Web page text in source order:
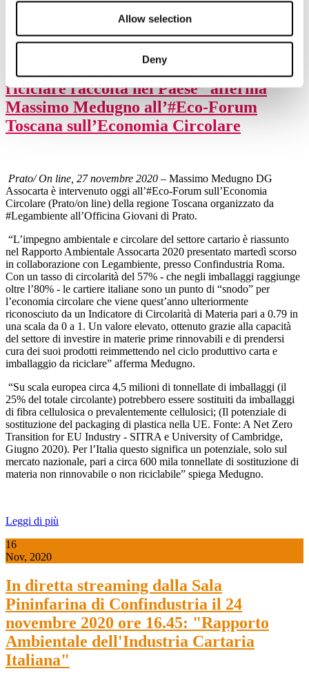
Allow selection
Deny
“Nel più grande distretto cartario
d’Europa si realizza oltre il 27% della
produzione di carta e cartone nazionale,
con l’utilizzo del 29% della carta da
riciclare raccolta nel Paese” afferma
Massimo Medugno all’#Eco-Forum
Toscana sull’Economia Circolare
Prato/ On line, 27 novembre 2020 – Massimo Medugno DG
Assocarta è intervenuto oggi all’#Eco-Forum sull’Economia
Circolare (Prato/on line) della regione Toscana organizzato da
#Legambiente all’Officina Giovani di Prato.
“L’impegno ambientale e circolare del settore cartario è riassunto
nel Rapporto Ambientale Assocarta 2020 presentato martedì scorso
in collaborazione con Legambiente, presso Confindustria Roma.
Con un tasso di circolarità del 57% - che negli imballaggi raggiunge
oltre l’80% - le cartiere italiane sono un punto di “snodo” per
l’economia circolare che viene quest’anno ulteriormente
riconosciuto da un Indicatore di Circolarità di Materia pari a 0.79 in
una scala da 0 a 1. Un valore elevato, ottenuto grazie alla capacità
del settore di investire in materie prime rinnovabili e di prendersi
cura dei suoi prodotti reimmettendo nel ciclo produttivo carta e
imballaggio da riciclare” afferma Medugno.
“Su scala europea circa 4,5 milioni di tonnellate di imballaggi (il
25% del totale circolante) potrebbero essere sostituiti da imballaggi
di fibra cellulosica o prevalentemente cellulosici; (Il potenziale di
sostituzione del packaging di plastica nella UE. Fonte: A Net Zero
Transition for EU Industry - SITRA e University of Cambridge,
Giugno 2020). Per l’Italia questo significa un potenziale, solo sul
mercato nazionale, pari a circa 600 mila tonnellate di sostituzione di
materia non rinnovabile o non riciclabile” spiega Medugno.
Leggi di più
16
Nov, 2020
In diretta streaming dalla Sala
Pininfarina di Confindustria il 24
novembre 2020 ore 16.45: "Rapporto
Ambientale dell'Industria Cartaria
Italiana"